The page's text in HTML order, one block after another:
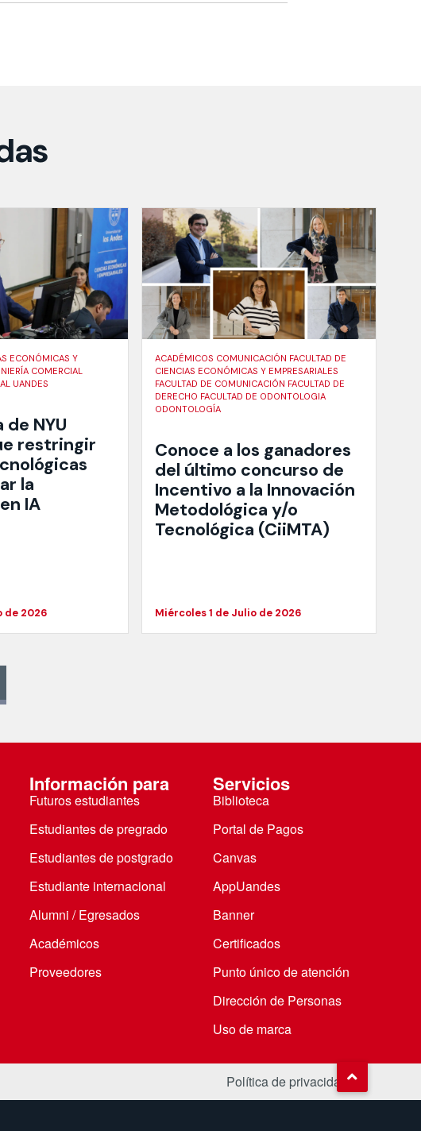
ECONÓMICAS Y
COMERCIAL
UANDES
NYU
restringir
la
IA
de 2026
ACADÉMICOS COMUNICACIÓN FACULTAD DE
CIENCIAS ECONÓMICAS Y EMPRESARIALES
FACULTAD DE COMUNICACIÓN FACULTAD DE
DERECHO FACULTAD DE ODONTOLOGIA
ODONTOLOGÍA
Conoce a los ganadores
del último concurso de
Incentivo a la Innovación
Metodológica y/o
Tecnológica (CiiMTA)
Miércoles 1 de Julio de 2026
Información para
Futuros estudiantes
Estudiantes de pregrado
Estudiantes de postgrado
Estudiante internacional
Alumni / Egresados
Académicos
Proveedores
Servicios
Biblioteca
Portal de Pagos
Canvas
AppUandes
Banner
Certificados
Punto único de atención
Dirección de Personas
Uso de marca
Política de privacidad